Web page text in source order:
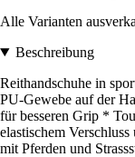
Alle Varianten
Beschreibung
Reithandschuhe in
PU-Gewebe auf der
für besseren Grip *
elastischem
mit Pferden und